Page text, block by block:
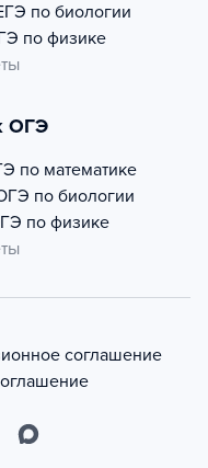
по биологии
по физике
ОГЭ
по математике
по биологии
по физике
соглашение